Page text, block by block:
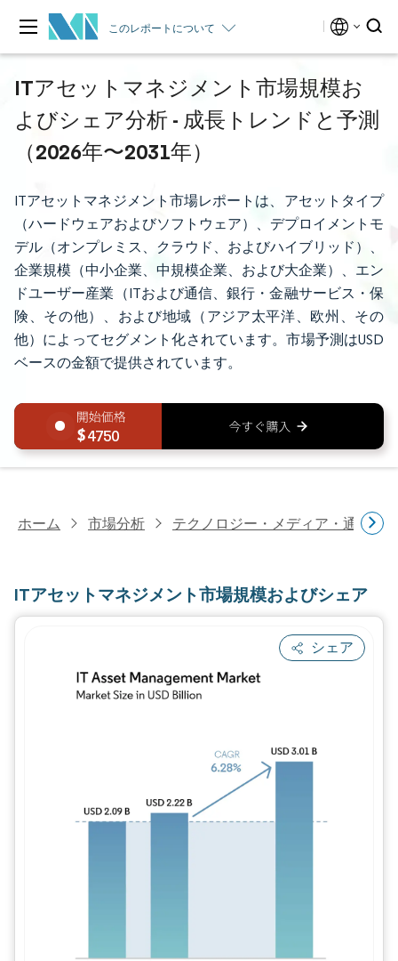
このレポートについて
ITアセットマネジメント市場規模お
よびシェア分析 - 成長トレンドと予測
（2026年〜2031年）
ITアセットマネジメント市場レポートは、アセットタイプ
（ハードウェアおよびソフトウェア）、デプロイメントモ
デル（オンプレミス、クラウド、およびハイブリッド）、
企業規模（中小企業、中規模企業、および大企業）、エン
ドユーザー産業（ITおよび通信、銀行・金融サービス・保
険、その他）、および地域（アジア太平洋、欧州、その
他）によってセグメント化されています。市場予測はUSD
ベースの金額で提供されています。
4750
ホーム 市場分析 テクノロジー・メディア・通信研
ITアセットマネジメント市場規模およびシェア
シェア